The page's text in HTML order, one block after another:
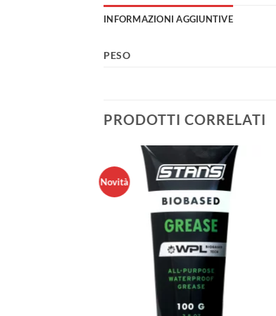
INFORMAZIONI AGGIUNTIVE
PESO
PRODOTTI CORRELATI
Novità